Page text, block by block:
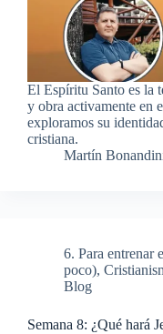
El Espíritu Santo es la
y obra activamente en
exploramos su
cristiana.
Martín
6. Para entrenar
poco),
Blog
Semana 8: ¿Qué hará